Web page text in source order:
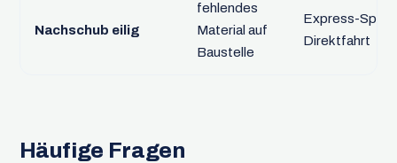
Nachschub eilig
fehlendes
Material auf
Baustelle
Express-
Direktfahrt
Häufige Fragen